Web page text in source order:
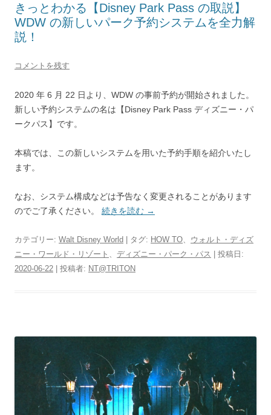
きっとわかる【Disney Park Pass の取説】
WDW の新しいパーク予約システムを全力解
説！
コメントを残す
2020 年 6 月 22 日より、WDW の事前予約が開始されました。
新しい予約システムの名は【Disney Park Pass ディズニー・パ
ークパス】です。
本稿では、この新しいシステムを用いた予約手順を紹介いたし
ます。
なお、システム構成などは予告なく変更されることがあります
のでご了承ください。 続きを読む →
カテゴリー: Walt Disney World | タグ: HOW TO
ウォルト・ディズ
ニー・ワールド・リゾート
ディズニー・パーク・パス | 投稿日:
2020-06-22 | 投稿者: NT@TRITON